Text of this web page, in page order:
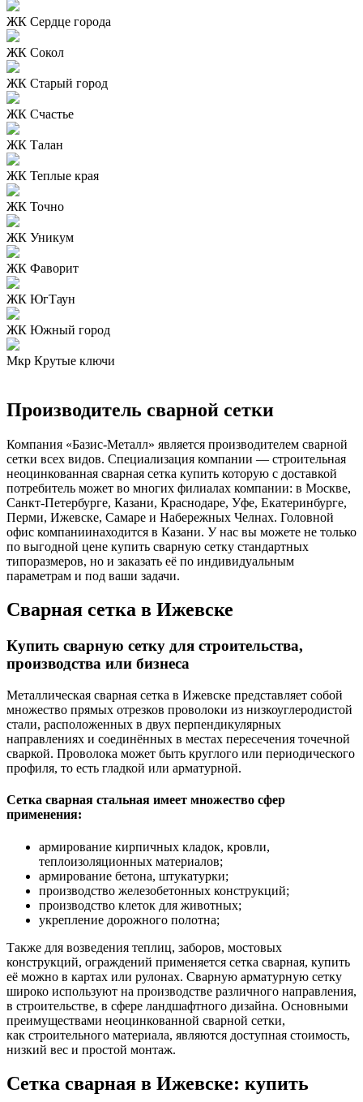
ЖК Сердце города
ЖК Сокол
ЖК Старый город
ЖК Счастье
ЖК Талан
ЖК Теплые края
ЖК Точно
ЖК Уникум
ЖК Фаворит
ЖК ЮгТаун
ЖК Южный город
Мкр Крутые ключи
Производитель сварной сетки
Компания «Базис-Металл» является производителем сварной
сетки всех видов. Специализация компании — строительная
неоцинкованная сварная сетка купить которую с доставкой
потребитель может во многих филиалах компании: в Москве,
Санкт-Петербурге, Казани, Краснодаре, Уфе, Екатеринбурге,
Перми, Ижевске, Самаре и Набережных Челнах. Головной
офис компаниинаходится в Казани. У нас вы можете не только
по выгодной цене купить сварную сетку стандартных
типоразмеров, но и заказать её по индивидуальным
параметрам и под ваши задачи.
Сварная сетка в Ижевске
Купить сварную сетку для строительства,
производства или бизнеса
Металлическая сварная сетка в Ижевске представляет собой
множество прямых отрезков проволоки из низкоуглеродистой
стали, расположенных в двух перпендикулярных
направлениях и соединённых в местах пересечения точечной
сваркой. Проволока может быть круглого или периодического
профиля, то есть гладкой или арматурной.
Сетка сварная стальная имеет множество сфер
применения:
армирование кирпичных кладок, кровли,
теплоизоляционных материалов;
армирование бетона, штукатурки;
производство железобетонных конструкций;
производство клеток для животных;
укрепление дорожного полотна;
Также для возведения теплиц, заборов, мостовых
конструкций, ограждений применяется сетка сварная, купить
её можно в картах или рулонах. Сварную арматурную сетку
широко используют на производстве различного направления,
в строительстве, в сфере ландшафтного дизайна. Основными
преимуществами неоцинкованной сварной сетки,
как строительного материала, являются доступная стоимость,
низкий вес и простой монтаж.
Сетка сварная в Ижевске: купить